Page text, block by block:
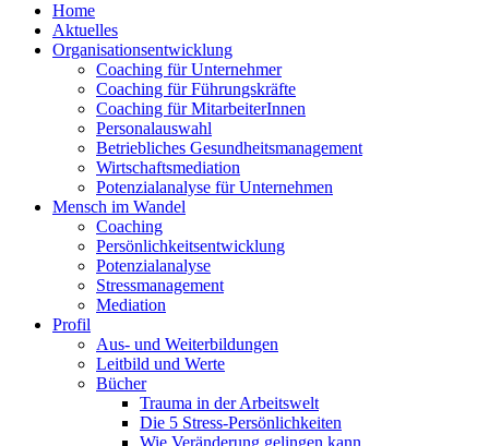
Home
Aktuelles
Organisationsentwicklung
Coaching für Unternehmer
Coaching für Führungskräfte
Coaching für MitarbeiterInnen
Personalauswahl
Betriebliches Gesundheitsmanagement
Wirtschaftsmediation
Potenzialanalyse für Unternehmen
Mensch im Wandel
Coaching
Persönlichkeitsentwicklung
Potenzialanalyse
Stressmanagement
Mediation
Profil
Aus- und Weiterbildungen
Leitbild und Werte
Bücher
Trauma in der Arbeitswelt
Die 5 Stress-Persönlichkeiten